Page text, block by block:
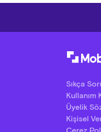
Sıkça
Kullanım
Üyelik
Kişisel